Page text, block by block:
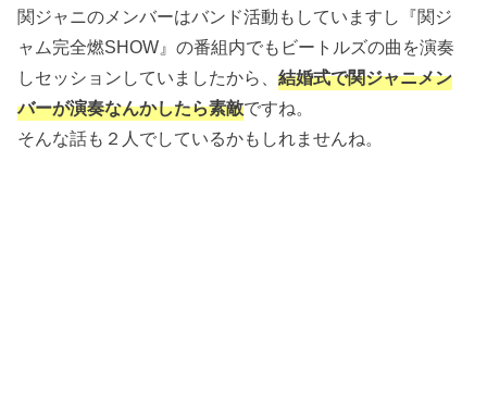
関ジャニのメンバーはバンド活動もしていますし『関ジ
ャム完全燃SHOW』の番組内でもビートルズの曲を演奏
しセッションしていましたから、結婚式で関ジャニメン
バーが演奏なんかしたら素敵ですね。
そんな話も２人でしているかもしれませんね。